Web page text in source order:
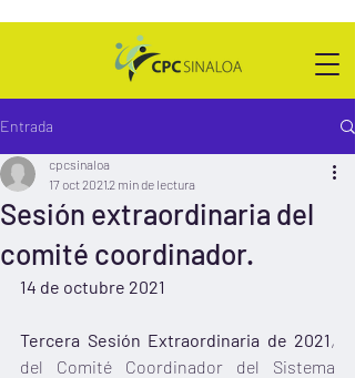
Entrada
Sesión extraordinaria del
comité coordinador.
cpcsinaloa
17 oct 20212 min de lectura
14 de octubre 2021
Tercera Sesión Extraordinaria de 2021,
del Comité Coordinador del Sistema